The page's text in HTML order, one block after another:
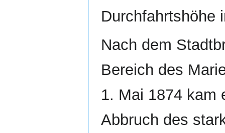
Durchfahrtshöhe
Nach dem
Bereich des
1. Mai 1874 kam
Abbruch des